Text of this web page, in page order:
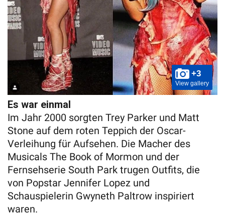
+3
View gallery
Es war einmal
Im Jahr 2000 sorgten Trey Parker und Matt
Stone auf dem roten Teppich der Oscar-
Verleihung für Aufsehen. Die Macher des
Musicals The Book of Mormon und der
Fernsehserie South Park trugen Outfits, die
von Popstar Jennifer Lopez und
Schauspielerin Gwyneth Paltrow inspiriert
waren.